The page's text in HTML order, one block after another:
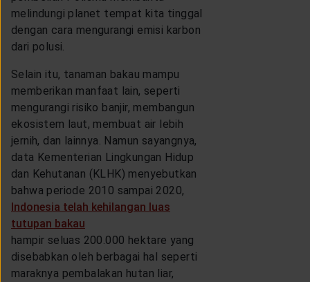
melindungi planet tempat kita tinggal
dengan cara mengurangi emisi karbon
dari polusi.
Selain itu, tanaman bakau mampu
memberikan manfaat lain, seperti
mengurangi risiko banjir, membangun
ekosistem laut, membuat air lebih
jernih, dan lainnya. Namun sayangnya,
data Kementerian Lingkungan Hidup
dan Kehutanan (KLHK) menyebutkan
bahwa periode 2010 sampai 2020,
Indonesia telah kehilangan luas
tutupan bakau
hampir seluas 200.000 hektare yang
disebabkan oleh berbagai hal seperti
maraknya pembalakan hutan liar,